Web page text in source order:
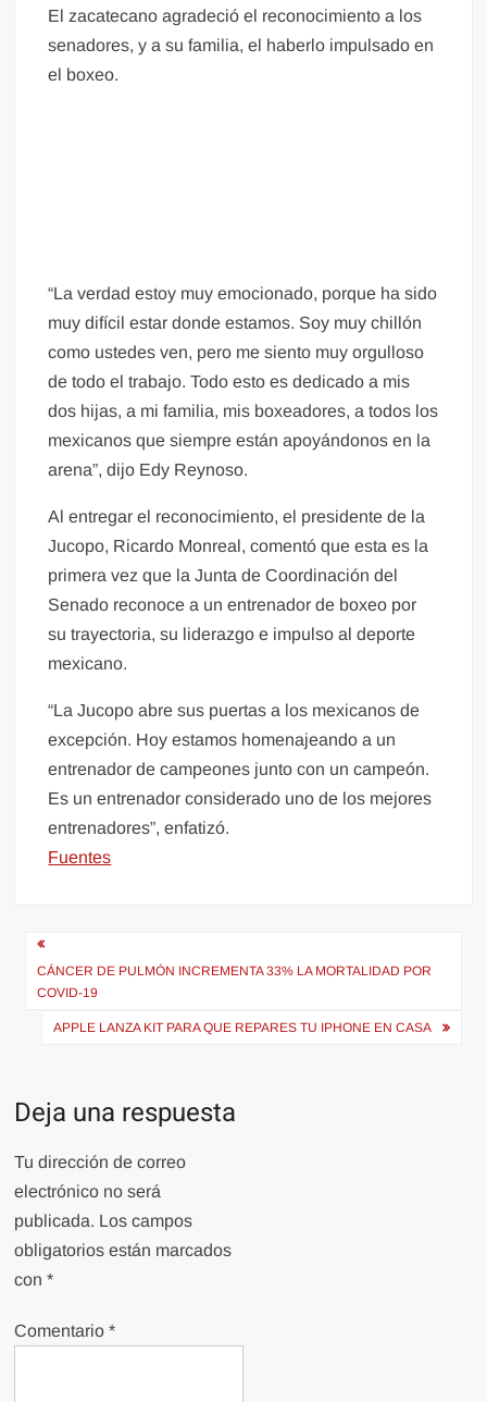
El zacatecano agradeció el reconocimiento a los
senadores, y a su familia, el haberlo impulsado en
el boxeo.
“La verdad estoy muy emocionado, porque ha sido
muy difícil estar donde estamos. Soy muy chillón
como ustedes ven, pero me siento muy orgulloso
de todo el trabajo. Todo esto es dedicado a mis
dos hijas, a mi familia, mis boxeadores, a todos los
mexicanos que siempre están apoyándonos en la
arena”, dijo Edy Reynoso.
Al entregar el reconocimiento, el presidente de la
Jucopo, Ricardo Monreal, comentó que esta es la
primera vez que la Junta de Coordinación del
Senado reconoce a un entrenador de boxeo por
su trayectoria, su liderazgo e impulso al deporte
mexicano.
“La Jucopo abre sus puertas a los mexicanos de
excepción. Hoy estamos homenajeando a un
entrenador de campeones junto con un campeón.
Es un entrenador considerado uno de los mejores
entrenadores”, enfatizó.
Fuentes
Navegación
de
entradas
CÁNCER DE PULMÓN INCREMENTA 33% LA MORTALIDAD POR
COVID-19
APPLE LANZA KIT PARA QUE REPARES TU IPHONE EN CASA
Deja una respuesta
Tu dirección de correo
electrónico no será
publicada. Los campos
obligatorios están marcados
con*
Comentario*